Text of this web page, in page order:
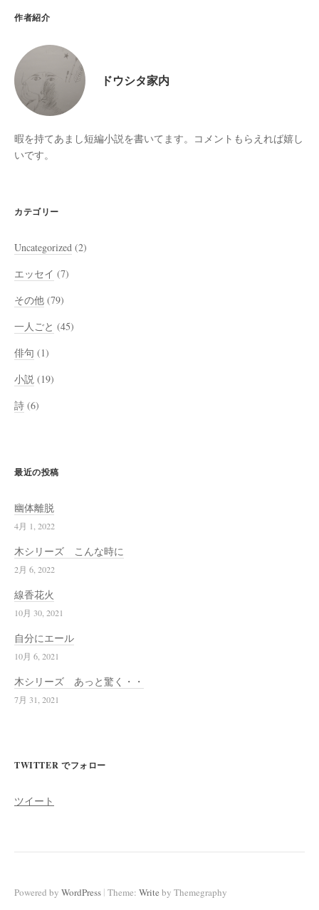
作者紹介
ドウシタ家内
暇を持てあまし短編小説を書いてます。コメントもらえれば嬉し
いです。
カテゴリー
Uncategorized (2)
エッセイ (7)
その他 (79)
一人ごと (45)
俳句 (1)
小説 (19)
詩 (6)
最近の投稿
幽体離脱
4月 1, 2022
木シリーズ こんな時に
2月 6, 2022
線香花火
10月 30, 2021
自分にエール
10月 6, 2021
木シリーズ あっと驚く・・
7月 31, 2021
TWITTER でフォロー
ツイート
Powered by WordPress | Theme: Write by Themegraphy